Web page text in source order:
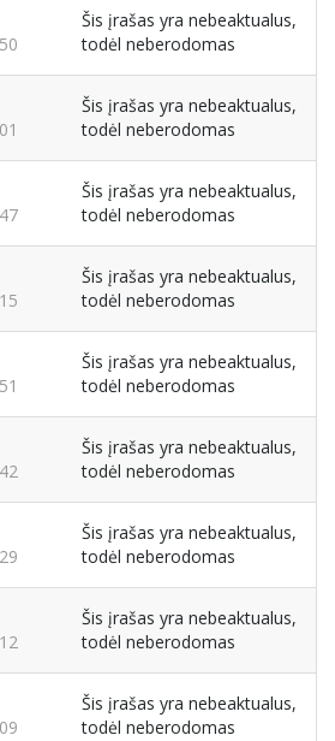
Šis įrašas yra nebeaktualus,
todėl neberodomas
Šis įrašas yra nebeaktualus,
todėl neberodomas
Šis įrašas yra nebeaktualus,
todėl neberodomas
Šis įrašas yra nebeaktualus,
todėl neberodomas
Šis įrašas yra nebeaktualus,
todėl neberodomas
Šis įrašas yra nebeaktualus,
todėl neberodomas
Šis įrašas yra nebeaktualus,
todėl neberodomas
Šis įrašas yra nebeaktualus,
todėl neberodomas
Šis įrašas yra nebeaktualus,
todėl neberodomas